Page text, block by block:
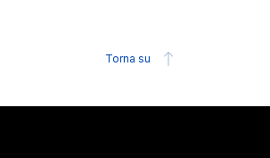
Torna su